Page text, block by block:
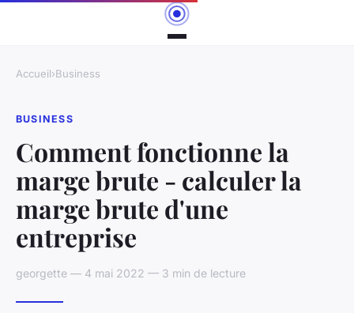
Accueil›Business
BUSINESS
Comment fonctionne la
marge brute - calculer la
marge brute d'une
entreprise
georgette — 4 mai 2022 — 3 min de lecture